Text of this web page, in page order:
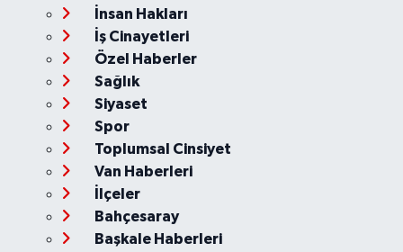
İnsan Hakları
İş Cinayetleri
Özel Haberler
Sağlık
Siyaset
Spor
Toplumsal Cinsiyet
Van Haberleri
İlçeler
Bahçesaray
Başkale Haberleri